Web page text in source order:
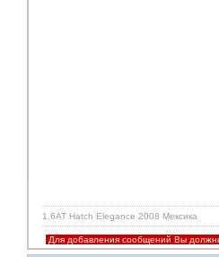
1.6AT Hatch Elegance 2008 Мексика
Для добавления сообщений Вы